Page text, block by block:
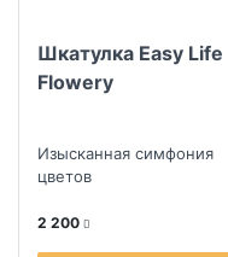
Скидка
Шкатулка Easy Life
Flowery
Изысканная симфония
цветов
2 200